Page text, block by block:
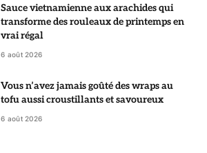
Sauce vietnamienne aux arachides qui
transforme des rouleaux de printemps en
vrai régal
6 août 2026
Vous n’avez jamais goûté des wraps au
tofu aussi croustillants et savoureux
6 août 2026